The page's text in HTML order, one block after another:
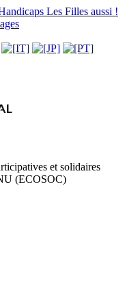
Les Filles aussi !
et solidaires
(ECOSOC)